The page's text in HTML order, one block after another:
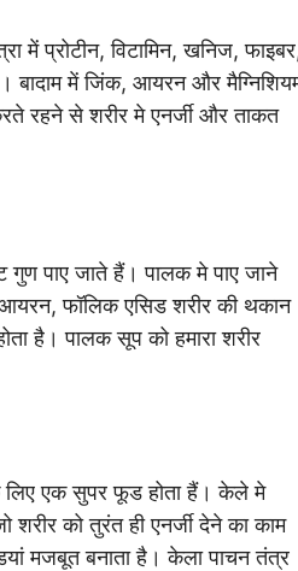
में प्रोटीन, विटामिन, खनिज,
बादाम में जिंक, आयरन और
रहने से शरीर मे एनर्जी और ताकत
पाए जाते हैं। पालक मे पाए जाने
फॉलिक एसिड शरीर की थकान
है। पालक सूप को हमारा शरीर
लिए एक सुपर फूड होता हैं। केले मे
शरीर को तुरंत ही एनर्जी देने का काम
मजबूत बनाता है। केला पाचन तंत्र